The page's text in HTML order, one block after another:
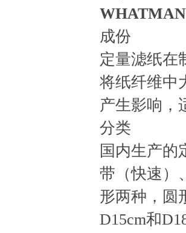
成份
定量滤纸在
将纸纤维中
产生影响，
分类
国内生产的
带（快速）
形两种，圆
D15cm和